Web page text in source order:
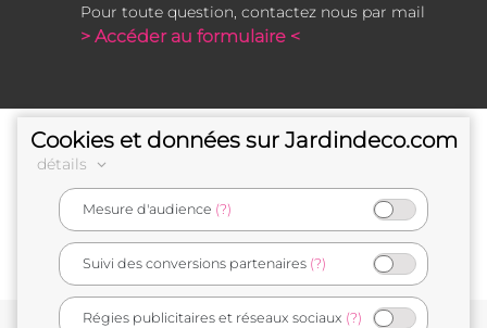
Pour toute question, contactez nous par mail
> Accéder au formulaire <
e-commerçant français
Cookies et données sur Jardindeco.com
détails
Mesure d'audience (?)
Suivi des conversions partenaires (?)
Régies publicitaires et réseaux sociaux (?)